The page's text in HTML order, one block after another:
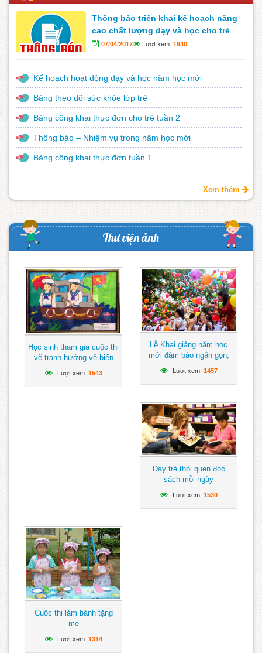
Thông báo triển khai kế hoạch nâng
cao chất lượng dạy và học cho trẻ
07/04/2017 Lượt xem: 1940
Kế hoạch hoạt động dạy và học năm học mới
Bảng theo dõi sức khỏe lớp trẻ
Bảng công khai thực đơn cho trẻ tuần 2
Thông báo – Nhiệm vụ trong năm học mới
Bảng công khai thực đơn tuần 1
Xem thêm
Thư viện ảnh
Học sinh tham gia cuộc thi
vẽ tranh hướng về biển
Lượt xem: 1543
Lễ Khai giảng năm học
mới đảm bảo ngắn gọn,
Lượt xem: 1457
Dạy trẻ thói quen đọc
sách mỗi ngày
Lượt xem: 1530
Cuộc thi làm bánh tặng
mẹ
Lượt xem: 1314